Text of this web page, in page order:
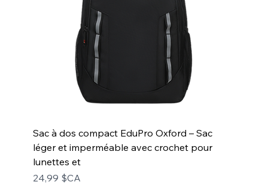
Sac à dos compact EduPro Oxford – Sac
léger et imperméable avec crochet pour
lunettes et
Prix
24,99 $CA